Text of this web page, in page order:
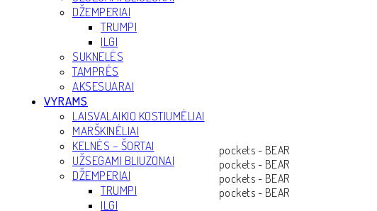
DŽEMPERIAI
TRUMPI
ILGI
SUKNELĖS
TAMPRĖS
AKSESUARAI
VYRAMS
LAISVALAIKIO KOSTIUMĖLIAI
MARŠKINĖLIAI
KELNĖS – ŠORTAI
UŽSEGAMI BLIUZONAI
DŽEMPERIAI
TRUMPI
ILGI